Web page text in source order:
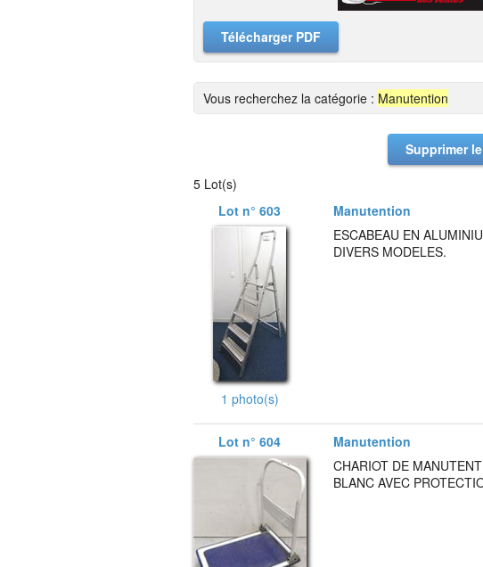
Télécharger PDF
Vous recherchez la catégorie : Manutention
Supprimer
5 Lot(s)
Lot n° 603
Manutention
1 photo(s)
ESCABEAU EN
DIVERS MODELES.
Lot n° 604 Manutention
CHARIOT DE
BLANC AVEC